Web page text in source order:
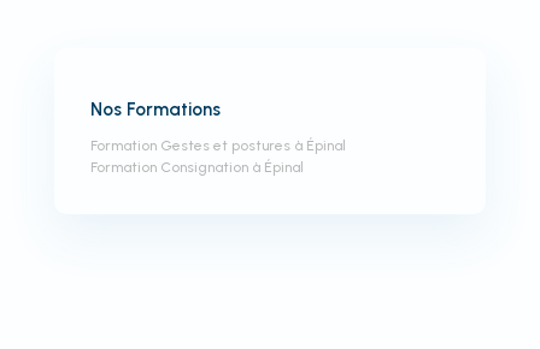
Nos Formations
Formation Gestes et postures à Épinal
Formation Consignation à Épinal